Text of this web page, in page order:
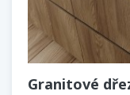
Granitové